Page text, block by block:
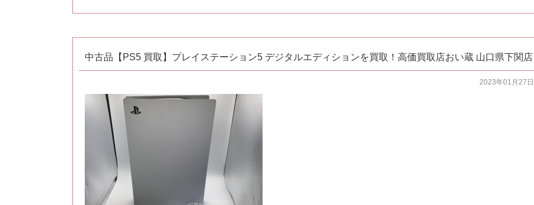
中古品【PS5 買取】プレイステーション5 デジタルエディションを買取！高価買取店おい蔵 山口県下関店
2023年01月27日